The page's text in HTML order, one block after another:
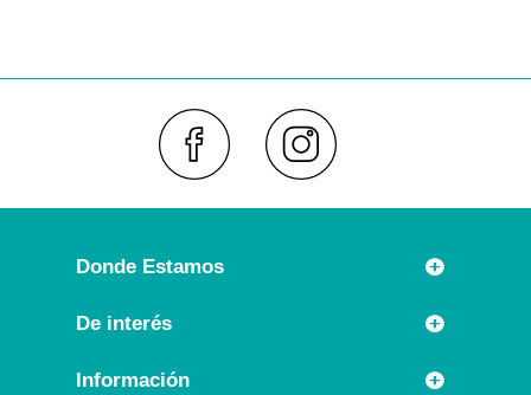
Donde Estamos
Rúa Príncipe 7
Llámanos:
De interés
Información